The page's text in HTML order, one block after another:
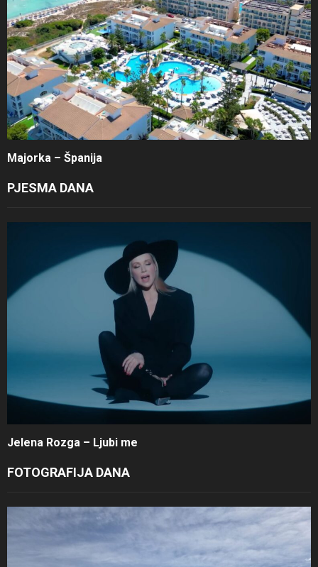
Majorka – Španija
PJESMA DANA
Jelena Rozga – Ljubi me
FOTOGRAFIJA DANA